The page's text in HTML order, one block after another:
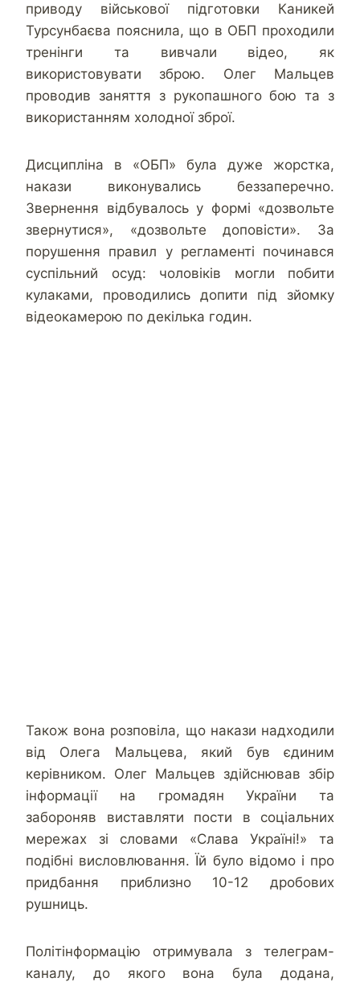
приводу військової підготовки Каникей
Турсунбаєва пояснила, що в ОБП проходили
тренінги та вивчали відео, як
використовувати зброю. Олег Мальцев
проводив заняття з рукопашного бою та з
використанням холодної зброї.
Дисципліна в «ОБП» була дуже жорстка,
накази виконувались беззаперечно.
Звернення відбувалось у формі «дозвольте
звернутися», «дозвольте доповісти». За
порушення правил у регламенті починався
суспільний осуд: чоловіків могли побити
кулаками, проводились допити під зйомку
відеокамерою по декілька годин.
Також вона розповіла, що накази надходили
від Олега Мальцева, який був єдиним
керівником. Олег Мальцев здійснював збір
інформації на громадян України та
забороняв виставляти пости в соціальних
мережах зі словами «Слава Україні!» та
подібні висловлювання. Їй було відомо і про
придбання приблизно 10-12 дробових
рушниць.
Політінформацію отримувала з телеграм-
каналу, до якого вона була додана,